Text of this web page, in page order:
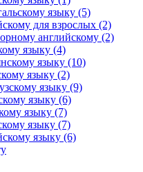
языку (5)
для взрослых (2)
английскому (2)
языку (4)
языку (10)
языку (2)
языку (9)
языку (6)
языку (7)
языку (7)
языку (6)